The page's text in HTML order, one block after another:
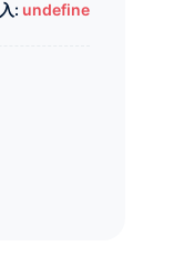
: undefined